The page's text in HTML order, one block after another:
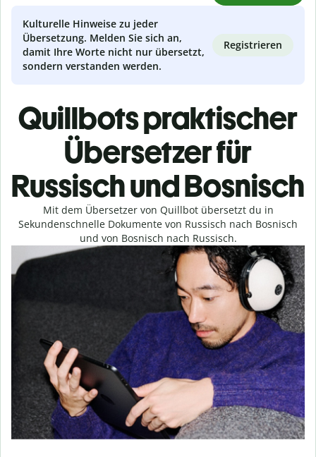
Kulturelle Hinweise zu jeder
Übersetzung. Melden Sie sich an,
damit Ihre Worte nicht nur übersetzt,
sondern verstanden werden.
Registrieren
Quillbots praktischer
Übersetzer für
Russisch und Bosnisch
Mit dem Übersetzer von Quillbot übersetzt du in
Sekundenschnelle Dokumente von Russisch nach Bosnisch
und von Bosnisch nach Russisch.